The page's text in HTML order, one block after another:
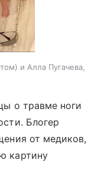
и Алла Пугачева,
о травме ноги
Блогер
от медиков,
картину